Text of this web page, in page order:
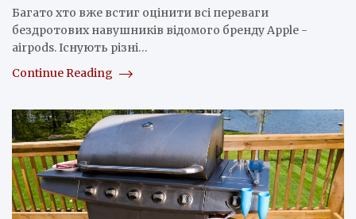
Багато хто вже встиг оцінити всі переваги
бездротових навушників відомого бренду Apple -
airpods. Існують різні…
Continue Reading